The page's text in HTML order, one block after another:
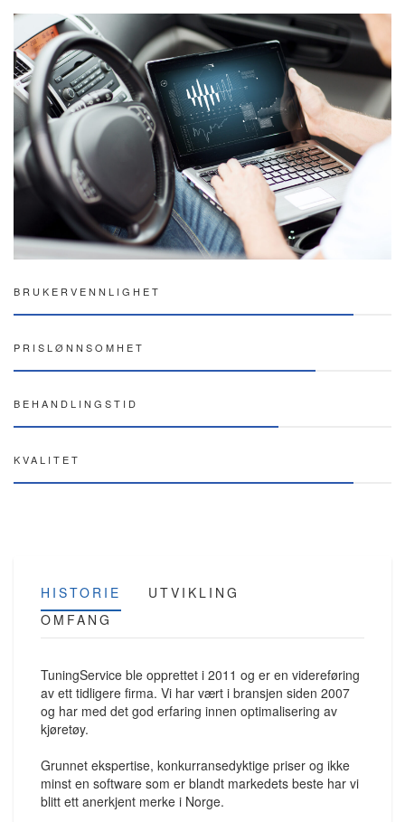
BRUKERVENNLIGHET
PRISLØNNSOMHET
BEHANDLINGSTID
KVALITET
HISTORIE
UTVIKLING
OMFANG
TuningService ble opprettet i 2011 og er en videreføring
av ett tidligere firma. Vi har vært i bransjen siden 2007
og har med det god erfaring innen optimalisering av
kjøretøy.
Grunnet ekspertise, konkurransedyktige priser og ikke
minst en software som er blandt markedets beste har vi
blitt ett anerkjent merke i Norge.